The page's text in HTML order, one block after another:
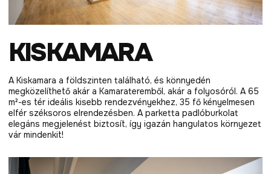
KISKAMARA
A Kiskamara a földszinten található, és könnyedén
megközelíthető akár a Kamarateremből, akár a folyosóról. A 65
m²-es tér ideális kisebb rendezvényekhez, 35 fő kényelmesen
elfér széksoros elrendezésben. A parketta padlóburkolat
elegáns megjelenést biztosít, így igazán hangulatos környezet
vár mindenkit!